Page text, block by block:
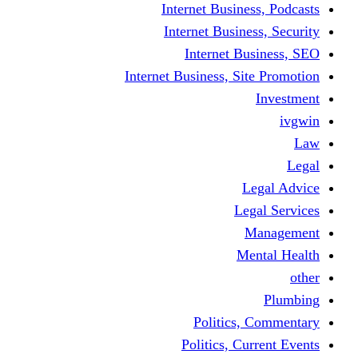
Internet
Internet
Internet
Internet Business,
Politics,
Politics,